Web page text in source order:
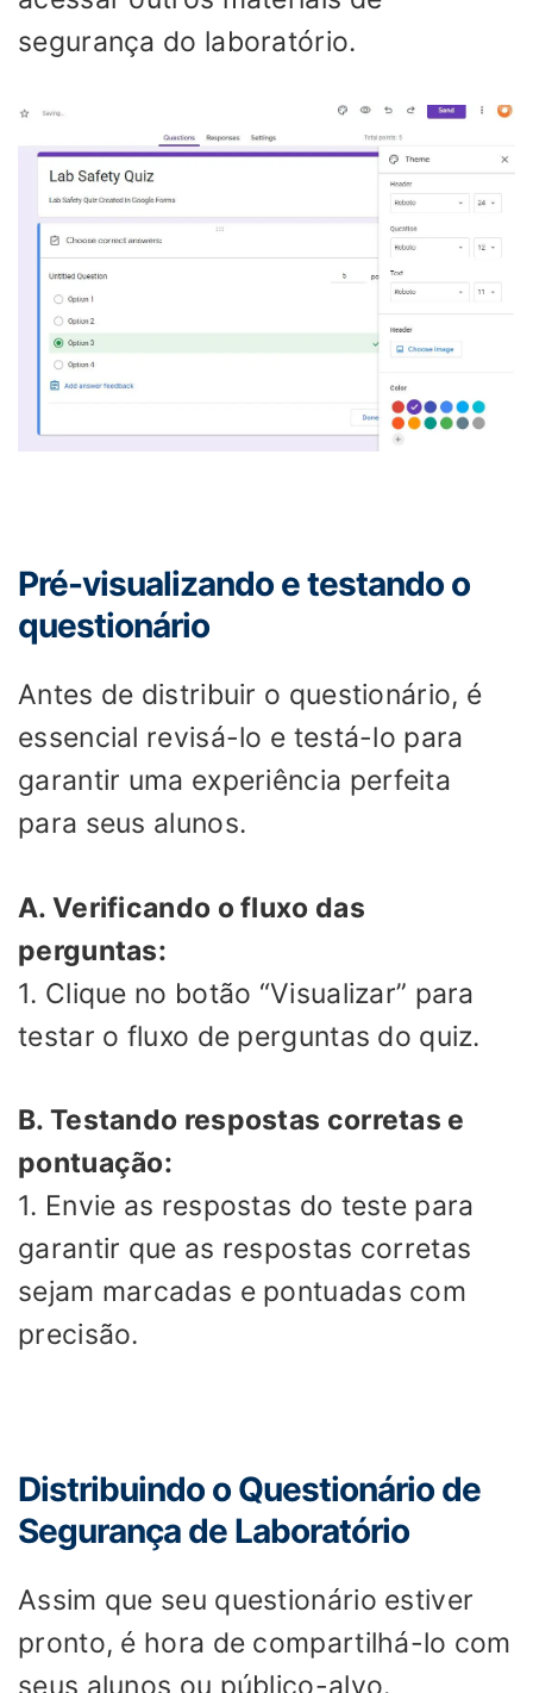
segurança do laboratório.
Pré-visualizando e testando o
questionário
Antes de distribuir o questionário, é
essencial revisá-lo e testá-lo para
garantir uma experiência perfeita
para seus alunos.
A. Verificando o fluxo das
perguntas:
1. Clique no botão “Visualizar” para
testar o fluxo de perguntas do quiz.
B. Testando respostas corretas e
pontuação:
1. Envie as respostas do teste para
garantir que as respostas corretas
sejam marcadas e pontuadas com
precisão.
Distribuindo o Questionário de
Segurança de Laboratório
Assim que seu questionário estiver
pronto, é hora de compartilhá-lo com
seus alunos ou público-alvo.